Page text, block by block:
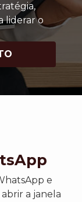
liderar o
e
a janela